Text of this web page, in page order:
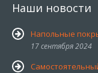
Наши новости
Напольные
17 сентября 2024